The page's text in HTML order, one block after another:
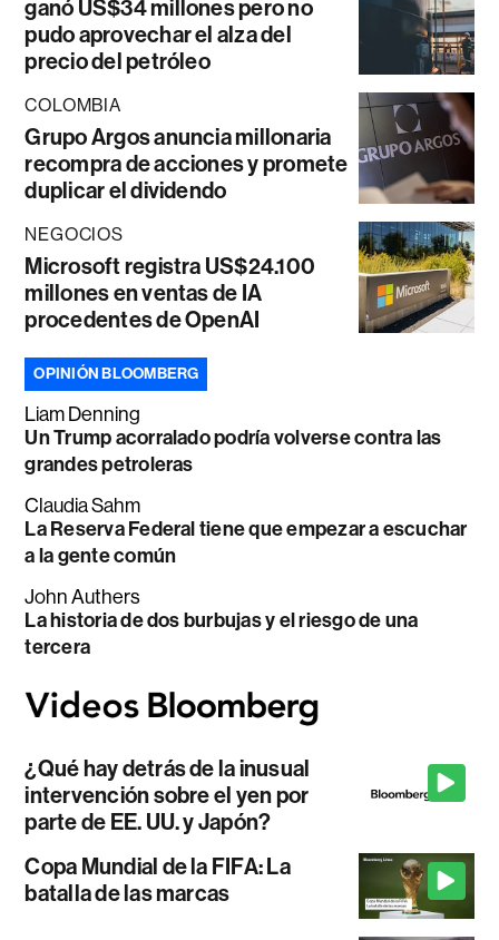
ganó US$34 millones pero no
pudo aprovechar el alza del
precio del petróleo
COLOMBIA
Grupo Argos anuncia millonaria
recompra de acciones y promete
duplicar el dividendo
NEGOCIOS
Microsoft registra US$24.100
millones en ventas de IA
procedentes de OpenAI
OPINIÓN BLOOMBERG
Liam Denning
Un Trump acorralado podría volverse contra las
grandes petroleras
Claudia Sahm
La Reserva Federal tiene que empezar a escuchar
a la gente común
John Authers
La historia de dos burbujas y el riesgo de una
tercera
¿Qué hay detrás de la inusual
intervención sobre el yen por
parte de EE. UU. y Japón?
Copa Mundial de la FIFA: La
batalla de las marcas